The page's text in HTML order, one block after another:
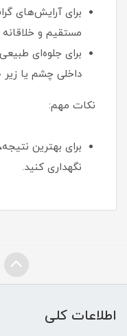
برای آرایش‌های
مستقیم و
برای جلوه‌ای
داخلی چشم یا زیر
نکات مهم:
برای بهترین
نگهداری کنید.
اطلاعات کلی